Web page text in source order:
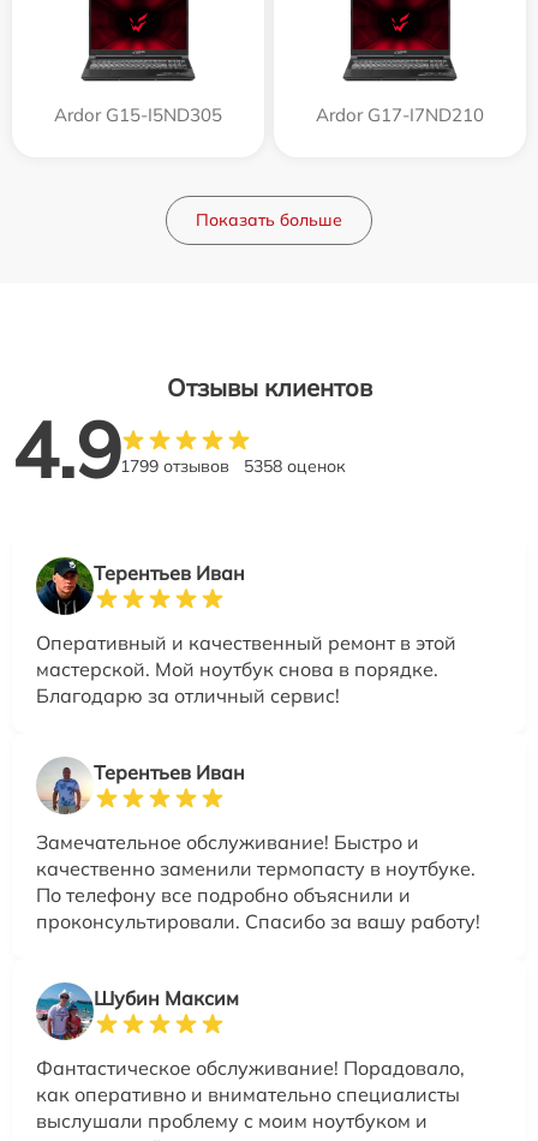
Ardor G15-I5ND305 Ardor G17-I7ND210
Показать больше
Отзывы клиентов
4.91799 отзывов 5358 оценок
Терентьев Иван
Оперативный и качественный ремонт в этой
мастерской. Мой ноутбук снова в порядке.
Благодарю за отличный сервис!
Терентьев Иван
Замечательное обслуживание! Быстро и
качественно заменили термопасту в ноутбуке.
По телефону все подробно объяснили и
проконсультировали. Спасибо за вашу работу!
Шубин Максим
Фантастическое обслуживание! Порадовало,
как оперативно и внимательно специалисты
выслушали проблему с моим ноутбуком и